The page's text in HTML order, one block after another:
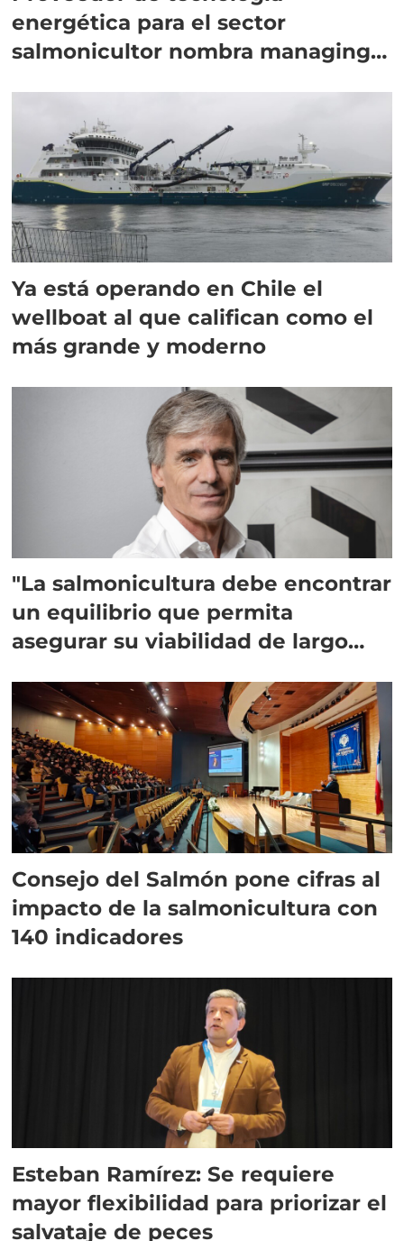
energética para el sector
salmonicultor nombra managing
Ya está operando en Chile el
wellboat al que califican como el
más grande y moderno
"La salmonicultura debe encontrar
un equilibrio que permita
asegurar su viabilidad de largo
Consejo del Salmón pone cifras al
impacto de la salmonicultura con
140 indicadores
Esteban Ramírez: Se requiere
mayor flexibilidad para priorizar el
salvataje de peces